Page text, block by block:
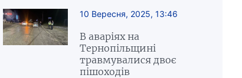
10 Вересня, 2025, 13:46
В аваріях на
Тернопільщині
травмувалися двоє
пішоходів